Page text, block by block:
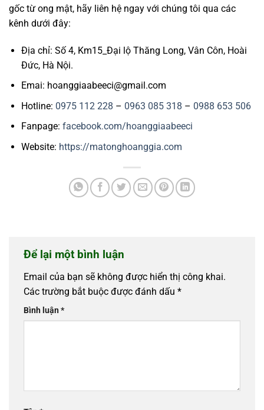
gốc từ ong mật, hãy liên hệ ngay với chúng tôi qua các
kênh dưới đây:
Địa chỉ: Số 4, Km15_Đại lộ Thăng Long, Vân Côn, Hoài
Đức, Hà Nội.
Emai: hoanggiaabeeci@gmail.com
Hotline: 0975 112 228 – 0963 085 318 – 0988 653 506
Fanpage: facebook.com/hoanggiaabeeci
Website: https://matonghoanggia.com
Để lại một bình luận
Email của bạn sẽ không được hiển thị công khai.
Các trường bắt buộc được đánh dấu *
Bình luận*